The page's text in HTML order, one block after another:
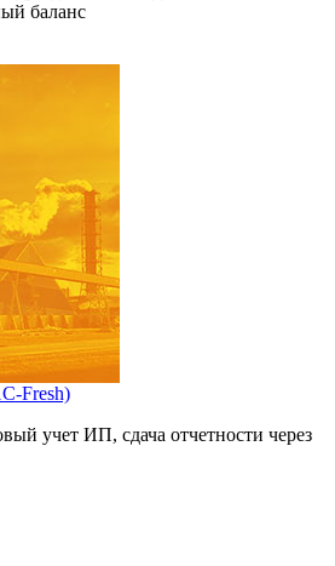
баланс
Fresh)
учет ИП, сдача отчетности через